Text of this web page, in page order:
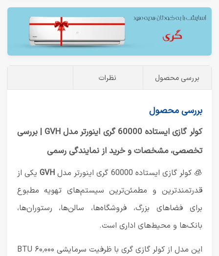
بررسی محصول نظرات
بررسی محصول
کولر گازی ایستاده 60000 گری اینورتر مدل GVH | بررسی
تخصصی، مشخصات و خرید از نمایندگی رسمی
🧊 کولر گازی ایستاده 60000 گری اینورتر مدل GVH یکی از
قدرتمندترین و مطمئن‌ترین سیستم‌های تهویه مطبوع
برای فضاهای بزرگ، فروشگاه‌ها، سالن‌ها، رستوران‌ها،
بانک‌ها و محیط‌های اداری است.
این مدل ازکولر گازی گری
با ظرفیت سرمایشی ۶۰٬۰۰۰ BTU